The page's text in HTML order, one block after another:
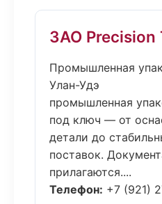
ЗАО Precision
Промышленная
Улан-Удэ
промышленная
под ключ — от
детали до
поставок.
прилагаются....
Телефон: +7 (921)